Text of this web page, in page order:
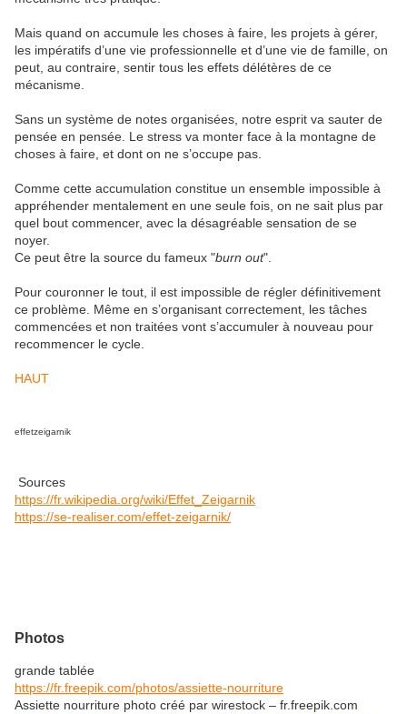
Mais quand on accumule les choses à faire, les projets à gérer,
les impératifs d’une vie professionnelle et d’une vie de famille, on
peut, au contraire, sentir tous les effets délétères de ce
mécanisme.
Sans un système de notes organisées, notre esprit va sauter de
pensée en pensée. Le stress va monter face à la montagne de
choses à faire, et dont on ne s’occupe pas.
Comme cette accumulation constitue un ensemble impossible à
appréhender mentalement en une seule fois, on ne sait plus par
quel bout commencer, avec la désagréable sensation de se
noyer.
Ce peut être la source du fameux "burn out".
Pour couronner le tout, il est impossible de régler définitivement
ce problème. Même en s’organisant correctement, les tâches
commencées et non traitées vont s’accumuler à nouveau pour
recommencer le cycle.
HAUT
effetzeigarnik
Sources
https://fr.wikipedia.org/wiki/Effet_Zeigarnik
https://se-realiser.com/effet-zeigarnik/
Photos
grande tablée
https://fr.freepik.com/photos/assiette-nourriture
Assiette nourriture photo créé par wirestock – fr.freepik.com